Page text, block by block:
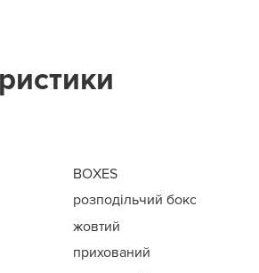
BOXES
розподільчий бокс
жовтий
прихований